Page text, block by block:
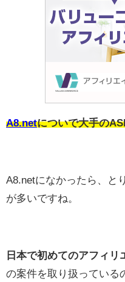
A8.netについで大手の
A8.netになかったら、と
が多いですね。
日本で初めてのアフィリ
の案件を取り扱っている